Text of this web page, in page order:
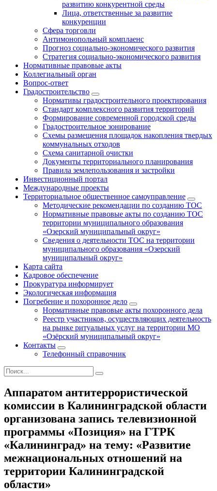
развитию конкурентной среды
Лица, ответственные за развитие
конкуренции
Сфера торговли
Антимонопольный комплаенс
Прогноз социально-экономического развития
Стратегия социально-экономического развития
Нормативные правовые акты
Коллегиальный орган
Вопрос-ответ
Градостроительство
Нормативы градостроительного проектирования
Стандарт комплексного развития территорий
Формирование современной городской среды
Градостроительное зонирование
Схемы размещения площадок накопления твердых
коммунальных отходов
Схема санитарной очистки
Документы территориального планирования
Правила землепользования и застройки
Инвестиционный портал
Международные проекты
Территориальное общественное самоуправление
Методические рекомендации по созданию ТОС
Нормативные правовые акты по созданию ТОС
территории муниципального образования
«Озерский муниципальный округ»
Сведения о деятельности ТОС на территории
муниципального образования «Озерский
муниципальный округ»
Карта сайта
Кадровое обеспечение
Прокуратура информирует
Экологическая информация
Погребение и похоронное дело
Нормативные правовые акты похоронного дела
Реестр участников, осуществляющих деятельность
на рынке ритуальных услуг на территории МО
«Озёрский муниципальный округ»
Контакты
Телефонный справочник
Аппаратом антитеррористической
комиссии в Калининградской области
организована запись телевизионной
программы «Позиция» на ГТРК
«Калининград» на тему: «Развитие
межнациональных отношений на
территории Калининградской
области»